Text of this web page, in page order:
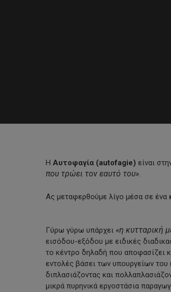
Hit enter to search or ESC to close
Η Αυτοφαγία (autofagie) είναι
που τρώει τον εαυτό του».
Ας μεταφερθούμε λίγο μέσα σε ένα
Γύρω γύρω υπάρχει «η κυτταρική
εισόδου-εξόδου με ειδικές
το κέντρο δηλαδή που αποφασίζει
εντολές βάσει των υπουργείων του
διπλασιάζοντας και
μικρά πυρηνικά εργοστάσια